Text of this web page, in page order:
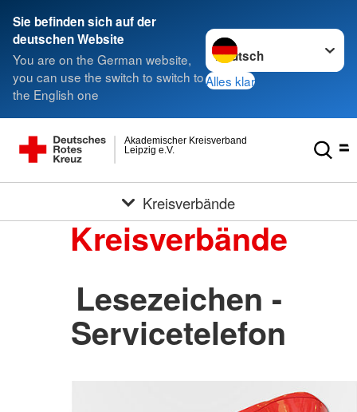
Sie befinden sich auf der
deutschen Website
You are on the German website,
you can use the switch to switch to
the English one
Sprache wechseln zu
Alles klar
Leipzig e.V.
Akademischer Kreisverband
Kreisverbände
Kreisverbände
Lesezeichen -
Servicetelefon